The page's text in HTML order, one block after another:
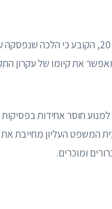
הבסיס החוקי לתקדים מחייב בישראל מצוי בחוק יסוד:
את קיומו של עקרון
חוסר אחידות
המשפט העליון מחייבת
ומוכרים.